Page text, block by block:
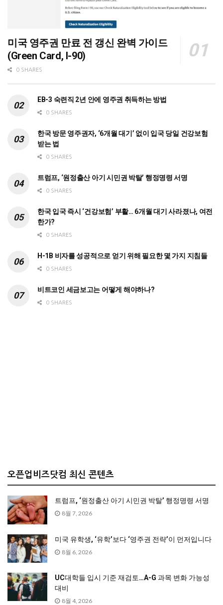
미국 영주권 만료 전 갱신 완벽 가이드
(Green Card, I-90)
0 SHARES
EB-3 숙련직 2년 안에 영주권 취득하는 방법
0 SHARES
한국 방문 영주권자, ‘6개월 대기’ 없이 입국 당일 건강보험
받는 법
0 SHARES
트럼프, ‘원정출산 아기 시민권 박탈’ 행정명령 서명
0 SHARES
한국 입국 즉시 ‘건강보험’ 부활… 6개월 대기 사라졌나, 여전
한가?
0 SHARES
H-1B 비자를 성공적으로 얻기 위해 필요한 몇 가지 지침들
0 SHARES
비트코인 세금보고는 어떻게 해야하나?
0 SHARES
오픈업비즈닷컴 최신 콘텐츠
트럼프, ‘원정출산 아기 시민권 박탈’ 행정명령 서명
8월 7, 2026
미국 유학생, ‘유학’보다 ‘영주권 전략’이 먼저입니다
8월 6, 2026
UC대학들 입시 기준 재검토…A-G 과목 변화 가능성
대비
8월 4, 2026